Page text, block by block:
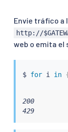
Envíe tráfico a
http://
web o emita el
$ for i in
200
429